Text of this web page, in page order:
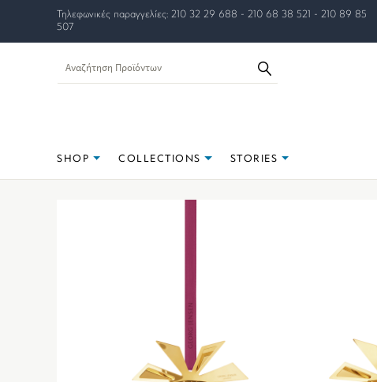
Τηλεφωνικές παραγγελίες: 210 32 29 688 - 210 68 38 521 - 210 89 85
507
SHOP COLLECTIONS STORIES